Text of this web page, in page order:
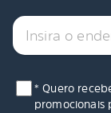
* Quero
promocionais